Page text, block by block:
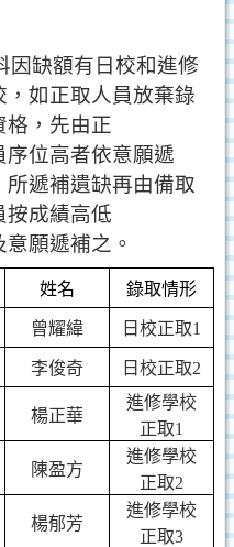
因缺額有日校和進修
，如正取人員放棄錄
格，先由正
序位高者依意願遞
所遞補遺缺再由備取
按成績高低
意願遞補之。
姓名 錄取情形
曾耀緯 日校正取1
李俊奇 日校正取2
楊正華
進修學校
正取1
陳盈方
進修學校
正取2
楊郁芳
進修學校
正取3